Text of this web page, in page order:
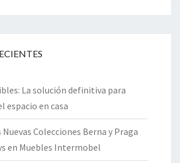
La solución definitiva para
espacio en casa
Nuevas Colecciones Berna y Praga
en Muebles Intermobel